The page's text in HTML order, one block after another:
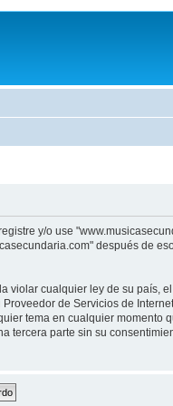
y/o use
después de
cualquier ley de su país,
de Servicios de
tema en cualquier momento
parte sin su